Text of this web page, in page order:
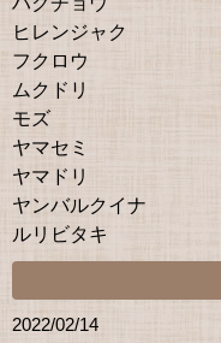
ヒレンジャク
フクロウ
ムクドリ
モズ
ヤマセミ
ヤマドリ
ヤンバルクイナ
ルリビタキ
2022/02/14